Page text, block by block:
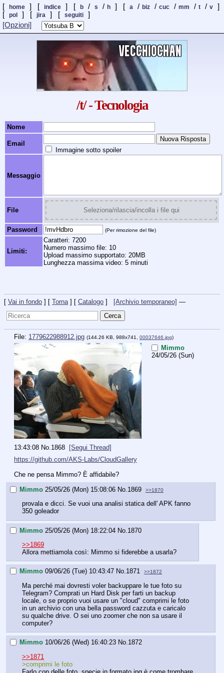
[ home ] [ indice ] [ b / s / h ] [ a / biz / cuc / mm / t / v
]
[
pol ] [ jira ] [ seguiti
]
[Opzioni]
/t/ - Tecnologia
Nome
Email
Immagine sotto spoiler
Messaggio
File Seleziona/rilascia/incolla i file qui
Password (Per rimozione del file)
Limiti:
Caratteri: 7200
Numero massimo file: 10
Upload massimo supportato: 20MB
Lunghezza massima video: 5 minuti
[ Vai in fondo ] [ Torna ] [ Catalogo ] [Archivio temporaneo] —
File: 1779622988912.jpg (144.26 KB, 988x741, 00037646.jpg)
Mimmo
24/05/26 (Sun)
13:43:08 No. 1868
[Segui Thread]
https://github.com/AKS-Labs/CloudGallery
Che ne pensa Mimmo? È affidabile?
Mimmo 25/05/26 (Mon) 15:08:06 No. 1869 >>1870
provala e dicci. Se vuoi una analisi statica dell' APK fanno
350 goleador
Mimmo 25/05/26 (Mon) 18:22:04 No. 1870
>>1869
Allora mettiamola così: Mimmo si fiderebbe a usarla?
Mimmo 09/06/26 (Tue) 10:43:47 No.1871 >>1872
Ma perché mai dovresti voler backuppare le tue foto su
Telegram? Comprati un Hard Disk per farti un backup
locale, o se proprio vuoi usare un "cloud" comprimi le foto
in un archivio con una bella password cazzuta e caricalo
su qualche drive. O sei uno zoomer che non sa usare il
computer?
Mimmo 10/06/26 (Wed) 16:40:23 No.1872
>>1871
>comprimi le foto